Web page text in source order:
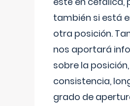
también si está
otra posición.
nos aportará
sobre la posición,
consistencia,
grado de